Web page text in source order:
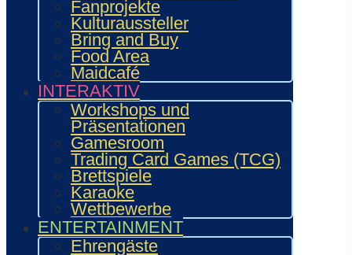
Fanprojekte
Kulturaussteller
Bring and Buy
Food Area
Maidcafé
INTERAKTIV
Workshops und
Präsentationen
Gamesroom
Trading Card Games (TCG)
Brettspiele
Karaoke
Wettbewerbe
ENTERTAINMENT
Ehrengäste
Begegnung stets im Vordergrund.
über den Verein erfahren...
Social Media
Neuste Posts
23. Mai 2026